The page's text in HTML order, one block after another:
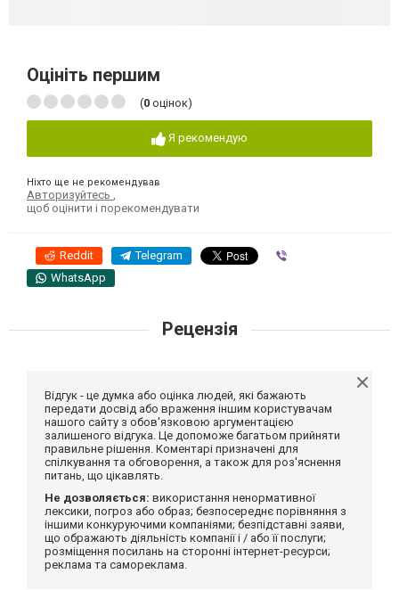
Оцініть першим
(0 оцінок)
Я рекомендую
Ніхто ще не рекомендував
Авторизуйтесь
щоб оцінити і порекомендувати
Reddit Telegram
WhatsApp
Рецензія
Відгук - це думка або оцінка людей, які бажають
передати досвід або враження іншим користувачам
нашого сайту з обов'язковою аргументацією
залишеного відгука. Це допоможе багатьом прийняти
правильне рішення. Коментарі призначені для
спілкування та обговорення, а також для роз'яснення
питань, що цікавлять.
Не дозволяється: використання ненормативної
лексики, погроз або образ; безпосереднє порівняння з
іншими конкуруючими компаніями; безпідставні заяви,
що ображають діяльність компанії і / або її послуги;
розміщення посилань на сторонні інтернет-ресурси;
реклама та самореклама.